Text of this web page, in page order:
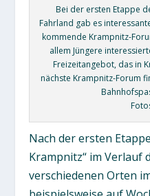
Bei der ersten Etappe
Fahrland gab es
kommende Krampnitz-
allem Jüngere
Freizeitangebot, das in
nächste Krampnitz-Forum
Nach der ersten
Krampnitz“ im Verlauf
verschiedenen Orten